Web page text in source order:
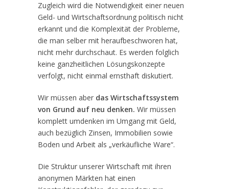
Zugleich wird die Notwendigkeit einer neuen
Geld- und Wirtschaftsordnung politisch nicht
erkannt und die Komplexität der Probleme,
die man selber mit heraufbeschworen hat,
nicht mehr durchschaut. Es werden folglich
keine ganzheitlichen Lösungskonzepte
verfolgt, nicht einmal ernsthaft diskutiert.
Wir müssen aber das Wirtschaftssystem
von Grund auf neu denken. Wir müssen
komplett umdenken im Umgang mit Geld,
auch bezüglich Zinsen, Immobilien sowie
Boden und Arbeit als „verkäufliche Ware“.
Die Struktur unserer Wirtschaft mit ihren
anonymen Märkten hat einen